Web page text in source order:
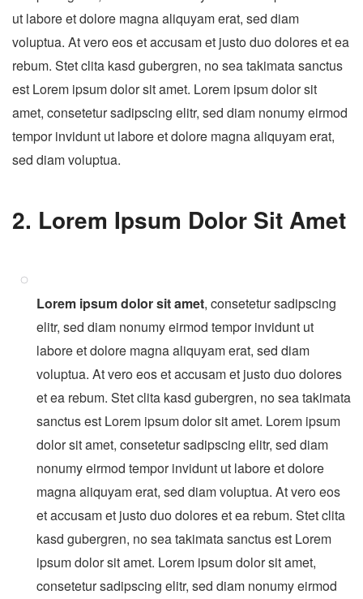
ut labore et dolore magna aliquyam erat, sed diam
voluptua. At vero eos et accusam et justo duo dolores et ea
rebum. Stet clita kasd gubergren, no sea takimata sanctus
est Lorem ipsum dolor sit amet. Lorem ipsum dolor sit
amet, consetetur sadipscing elitr, sed diam nonumy eirmod
tempor invidunt ut labore et dolore magna aliquyam erat,
sed diam voluptua.
2. Lorem Ipsum Dolor Sit Amet
Lorem ipsum dolor sit amet, consetetur sadipscing
elitr, sed diam nonumy eirmod tempor invidunt ut
labore et dolore magna aliquyam erat, sed diam
voluptua. At vero eos et accusam et justo duo dolores
et ea rebum. Stet clita kasd gubergren, no sea takimata
sanctus est Lorem ipsum dolor sit amet. Lorem ipsum
dolor sit amet, consetetur sadipscing elitr, sed diam
nonumy eirmod tempor invidunt ut labore et dolore
magna aliquyam erat, sed diam voluptua. At vero eos
et accusam et justo duo dolores et ea rebum. Stet clita
kasd gubergren, no sea takimata sanctus est Lorem
ipsum dolor sit amet. Lorem ipsum dolor sit amet,
consetetur sadipscing elitr, sed diam nonumy eirmod